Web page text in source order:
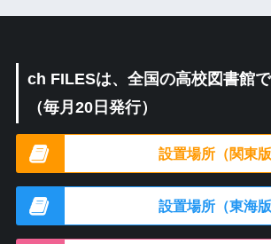
ch FILESは、全国の高校図書館
（毎月20日発行）
設置場所（関東版
設置場所（東海版